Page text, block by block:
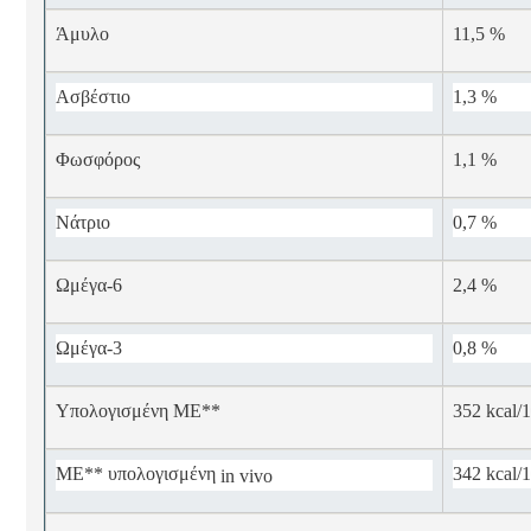
Άμυλο 11,5 %
Ασβέστιο 1,3 %
Φωσφόρος 1,1 %
Νάτριο 0,7 %
Ωμέγα-6 2,4 %
Ωμέγα-3 0,8 %
Υπολογισμένη ME** 352 kcal/
ME** υπολογισμένηin vivo 342 kcal/